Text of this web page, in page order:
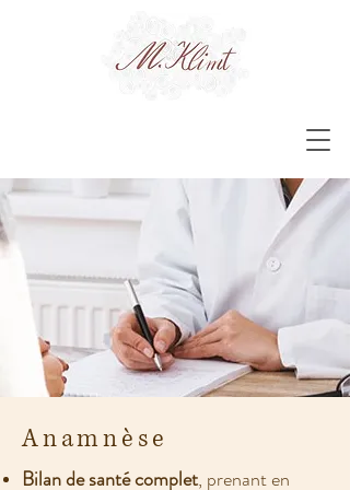
Anamnèse
Bilan de santé complet, prenant en